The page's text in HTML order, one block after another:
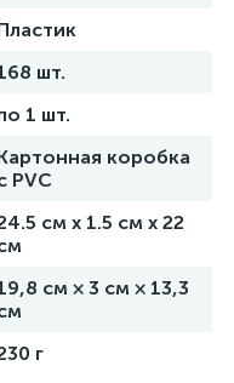
шт.
1 шт.
коробка
PVC
см х 1.5 см х 22
см × 3 см × 13,3
г